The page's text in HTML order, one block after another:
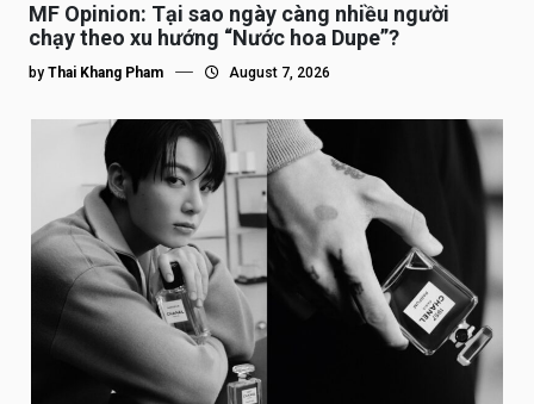
MF Opinion: Tại sao ngày càng nhiều người
chạy theo xu hướng “Nước hoa Dupe”?
by Thai Khang Pham August 7, 2026